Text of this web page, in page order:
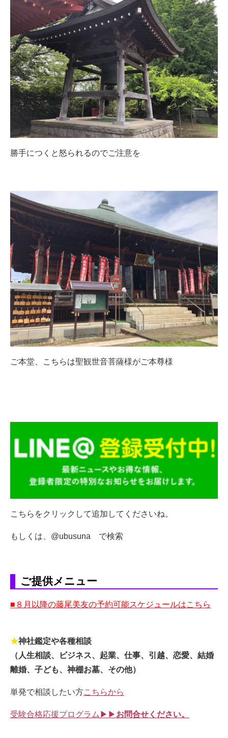
勝手につくと怒られるのでご注意を
ご本堂、こちらは聖観世音菩薩様がご本尊様
こちらをクリックして追加してくださいね。
もしくは、@ubusuna で検索
ご提供メニュー
■８月以降の藤尾美友の予約可能スケジュールはこちら
★神社鑑定や各種相談
（人生相談、ビジネス、起業、仕事、引越、恋愛、結婚
離婚、子ども、神棚お墓、その他）
単発で相談したい方こちらから
受験合格応援プログラム▶▶ お問合せください。